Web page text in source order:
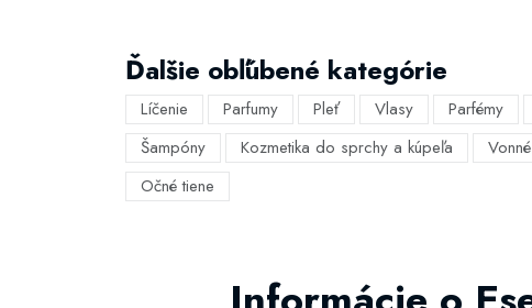
Ďalšie obľúbené kategórie
Líčenie Parfumy Pleť Vlasy Parfémy
Šampóny
Kozmetika do sprchy a kúpeľa
Očné tiene